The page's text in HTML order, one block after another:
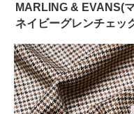
MARLING & EVANS(
ネイビーグレンチェッ